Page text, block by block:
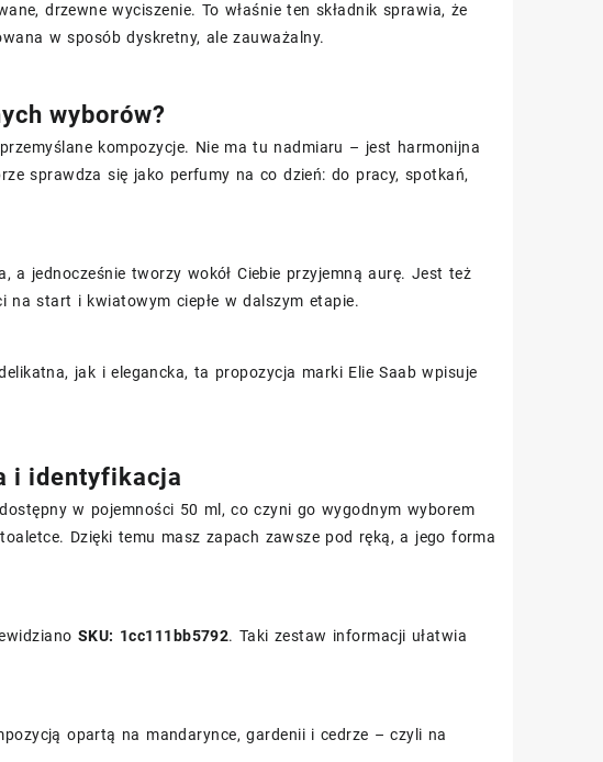
drzewne wyciszenie. To właśnie ten składnik sprawia, że
w sposób dyskretny, ale zauważalny.
wyborów?
kompozycje. Nie ma tu nadmiaru – jest harmonijna
sprawdza się jako perfumy na co dzień: do pracy, spotkań,
a jednocześnie tworzy wokół Ciebie przyjemną aurę. Jest też
na start i kwiatowym ciepłe w dalszym etapie.
jak i elegancka, ta propozycja marki Elie Saab wpisuje
i identyfikacja
w pojemności 50 ml, co czyni go wygodnym wyborem
Dzięki temu masz zapach zawsze pod ręką, a jego forma
SKU: 1cc111bb5792. Taki zestaw informacji ułatwia
opartą na mandarynce, gardenii i cedrze – czyli na